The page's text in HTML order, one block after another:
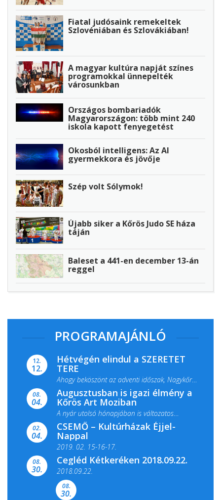
Fiatal judósaink remekeltek
Szlovéniában és Szlovákiában!
A magyar kultúra napját színes
programokkal ünnepelték
városunkban
Országos bombariadók
Magyarországon: több mint 240
iskola kapott fenyegetést
Okosból intelligens: Az AI
gyermekkora és jövője
Szép volt Sólymok!
Újabb siker a Kőrös Judo SE háza
táján
Baleset a 441-en december 13-án
reggel
PROGRAMAJÁNLÓ
12.
12.
Hétvégén elindul a SZERETET
TERE
Ahogy beköszönt az adventi időszak, Nagykőrös
ismét megtelik ünnepi fénnyel és közös...
08.
04.
Augusztusban is igazi élmény a
Kőrös Art Moziban
A nyár utolsó hónapjában is változatos
filmkínálattal, családi...
02.
04.
CSEMŐ – Kultúrházak Éjjel-
Nappal
2019. 02. 15-16-17.
Színes és tartalmas programokkal várja a
Csemői Községi Könyvtár és...
08.
30.
Cegléd Kétkeréken 2018.09.22.
2018.09.22.
08.
30.